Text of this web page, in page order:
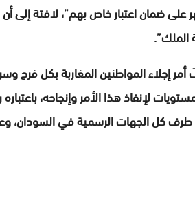
ضمان اعتبار خاص بهم”، لافتة إلى أن
الملك”.
إجلاء المواطنين المغاربة بكل فرح
لإنفاذ هذا الأمر وإنجاحه، باعتباره
طرف كل الجهات الرسمية في السودان،